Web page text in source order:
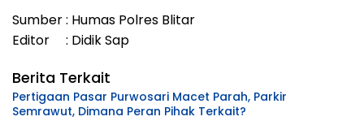
Sumber : Humas Polres Blitar
Editor : Didik Sap
Berita Terkait
Pertigaan Pasar Purwosari Macet Parah, Parkir
Semrawut, Dimana Peran Pihak Terkait?